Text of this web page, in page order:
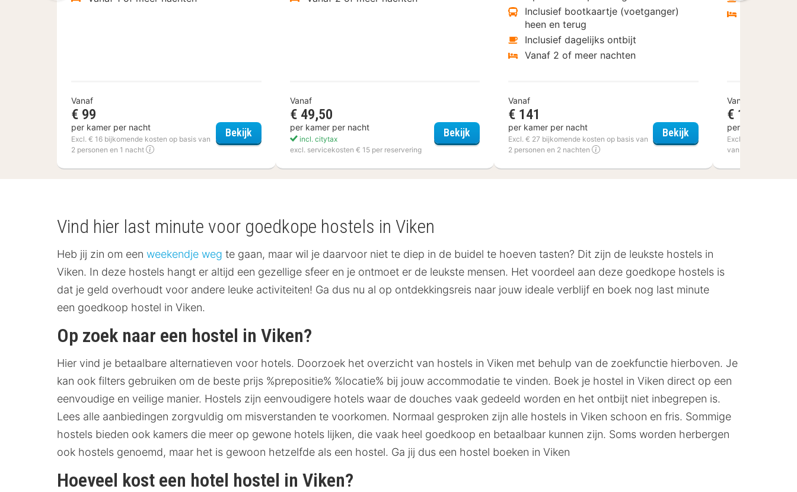
Vanaf
€ 99
per kamer per nacht
Excl. € 16 bijkomende kosten op basis van
2 personen en 1 nacht
BekijkFletcher Hotel-Restaurant Victoria-Hoenderloo
Vanaf
€ 49,50
per kamer per nacht
incl. citytax
excl. servicekosten € 15 per reservering
Bekijk Akzent Hotel Altenberge
Inclusief bootkaartje (voetganger)
heen en terug
Inclusief dagelijks ontbijt
Vanaf 2 of meer nachten
Vanaf
€ 141
per kamer per nacht
Excl. € 27 bijkomende kosten op basis van
2 personen en 2 nachten
BekijkHotel Den Helder
Vanaf
€ 134,81
per kamer per
Excl. € 23,80
van 2 personen en
Vind hier last minute voor goedkope hostels in Viken
Heb jij zin om een weekendje weg te gaan, maar wil je daarvoor niet te diep in de buidel te hoeven tasten? Dit zijn de leukste hostels in
Viken. In deze hostels hangt er altijd een gezellige sfeer en je ontmoet er de leukste mensen. Het voordeel aan deze goedkope hostels is
dat je geld overhoudt voor andere leuke activiteiten! Ga dus nu al op ontdekkingsreis naar jouw ideale verblijf en boek nog last minute
een goedkoop hostel in Viken.
Op zoek naar een hostel in Viken?
Hier vind je betaalbare alternatieven voor hotels. Doorzoek het overzicht van hostels in Viken met behulp van de zoekfunctie hierboven. Je
kan ook filters gebruiken om de beste prijs %prepositie% %locatie% bij jouw accommodatie te vinden. Boek je hostel in Viken direct op een
eenvoudige en veilige manier. Hostels zijn eenvoudigere hotels waar de douches vaak gedeeld worden en het ontbijt niet inbegrepen is.
Lees alle aanbiedingen zorgvuldig om misverstanden te voorkomen. Normaal gesproken zijn alle hostels in Viken schoon en fris. Sommige
hostels bieden ook kamers die meer op gewone hotels lijken, die vaak heel goedkoop en betaalbaar kunnen zijn. Soms worden herbergen
ook hostels genoemd, maar het is gewoon hetzelfde als een hostel. Ga jij dus een hostel boeken in Viken
Hoeveel kost een hotel hostel in Viken?